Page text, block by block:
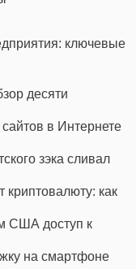
ключевые
десяти
в Интернете
зэка сливал
как
США доступ к
на смартфоне